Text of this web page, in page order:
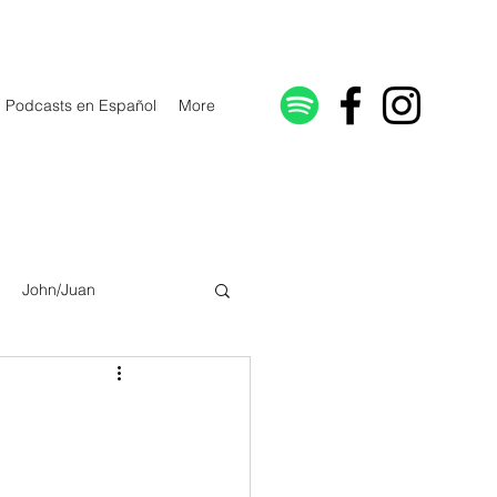
Podcasts en Español More
John/Juan
Galatians/Gálatas